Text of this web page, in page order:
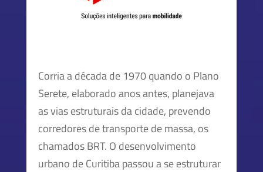
Corria a década de 1970 quando o Plano
Serete, elaborado anos antes, planejava
as vias estruturais da cidade, prevendo
corredores de transporte de massa, os
chamados BRT. O desenvolvimento
urbano de Curitiba passou a se estruturar